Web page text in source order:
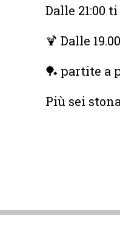
Dalle 21:00
🍹 Dalle
🏓 partite a
Più sei